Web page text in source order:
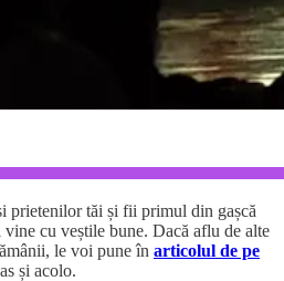
prietenilor tăi și fii primul din gașcă
cu veștile bune. Dacă aflu de alte
le voi pune în articolul de pe
și acolo.